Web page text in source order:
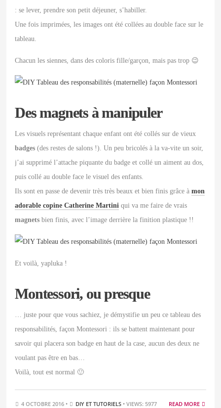
: se lever, prendre son petit déjeuner, s’habiller.
Une fois imprimées, les images ont été collées au double face sur le
tableau.
Chacun les siennes, dans des coloris fille/garçon, mais pas trop 😉
Des magnets à manipuler
Les visuels représentant chaque enfant ont été collés sur de vieux
badges (des restes de salons !). Un peu bricolés à la va-vite un soir,
j’ai supprimé l’attache piquante du badge et collé un aiment au dos,
puis collé au double face le visuel des enfants.
Ils sont en passe de devenir très très beaux et bien finis grâce àmon
adorable copine Catherine Martini qui va me faire de vrais
magnets bien finis, avec l’image derrière la finition plastique !!
Et voilà, yapluka !
Montessori, ou presque
… juste pour que vous sachiez, je démystifie un peu ce tableau des
responsabilités, façon Montessori : ils se battent maintenant pour
savoir qui placera son badge en haut de la case, aucun des deux ne
voulant pas être en bas…
Voilà, tout est normal 🙂
4 OCTOBRE 2016 • DIY ET TUTORIELS • VIEWS: 5977 READ MORE